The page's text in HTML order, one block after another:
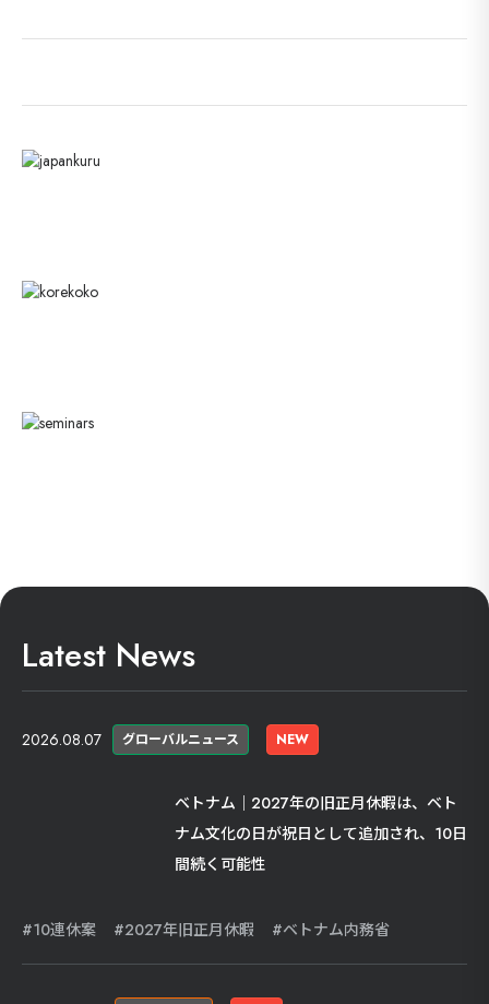
Latest News
NEW
グローバルニュース
2026.08.07
ベトナム｜2027年の旧正月休暇は、ベト
ナム文化の日が祝日として追加され、10日
間続く可能性
10連休案 2027年旧正月休暇 ベトナム内務省